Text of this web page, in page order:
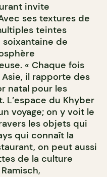
invite
ses textures de
teintes
soixantaine de
« Chaque fois
il rapporte des
natal pour les
L’espace du Khyber
voyage; on y voit le
les objets qui
qui connaît la
on peut aussi
de la culture